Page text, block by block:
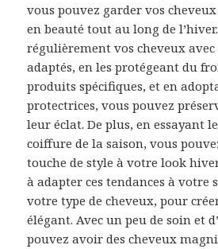
vous pouvez garder vos
en beauté tout au long de
régulièrement vos cheveux
adaptés, en les protégeant du
produits spécifiques, et en
protectrices, vous pouvez
leur éclat. De plus, en essayant
coiffure de la saison, vous
touche de style à votre look
à adapter ces tendances à votre
votre type de cheveux, pour
élégant. Avec un peu de soin et
pouvez avoir des cheveux